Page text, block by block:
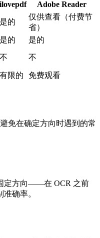
ilovepdf Adobe Reader
是的
仅供查看（付费节
省）
是的
是的
不 不
有限的 免费观看
免在确定方向时遇到的常
定方向——在 OCR 之前
确率。